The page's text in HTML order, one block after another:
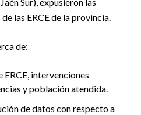
las ERCE de la provincia.
de:
ERCE, intervenciones
y población atendida.
de datos con respecto a